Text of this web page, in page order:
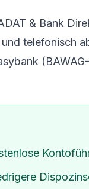
& Bank
telefonisch